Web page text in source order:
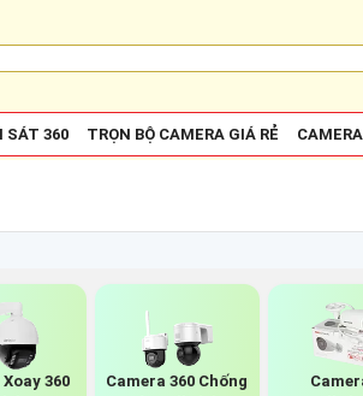
SÁT 360 TRỌN BỘ CAMERA GIÁ RẺ
360
Camera 360 Chống